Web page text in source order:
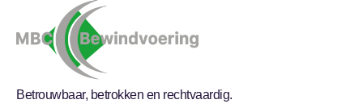
Betrouwbaar, betrokken en rechtvaardig.